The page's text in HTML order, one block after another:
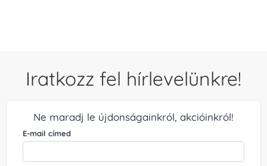
Iratkozz fel hírlevelünkre!
Ne maradj le újdonságainkról, akcióinkról!
E-mail címed